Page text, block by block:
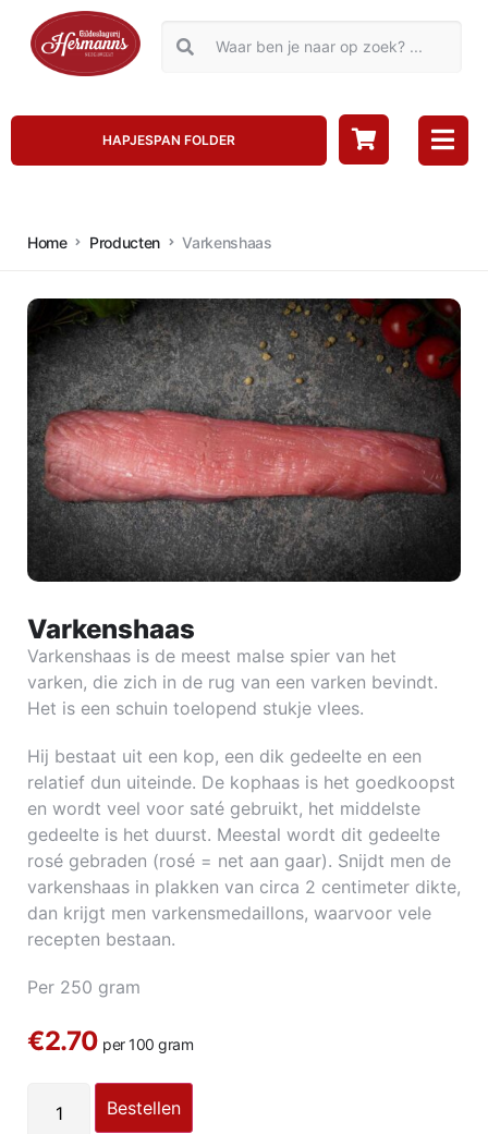
HAPJESPAN FOLDER
Home Producten Varkenshaas
Varkenshaas
Varkenshaas is de meest malse spier van het
varken, die zich in de rug van een varken bevindt.
Het is een schuin toelopend stukje vlees.
Hij bestaat uit een kop, een dik gedeelte en een
relatief dun uiteinde. De kophaas is het goedkoopst
en wordt veel voor saté gebruikt, het middelste
gedeelte is het duurst. Meestal wordt dit gedeelte
rosé gebraden (rosé = net aan gaar). Snijdt men de
varkenshaas in plakken van circa 2 centimeter dikte,
dan krijgt men varkensmedaillons, waarvoor vele
recepten bestaan.
Per 250 gram
€2.70 per 100 gram
Bestellen